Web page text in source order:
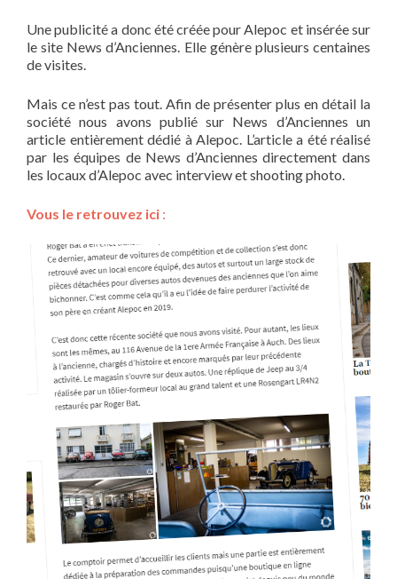
Une publicité a donc été créée pour Alepoc et insérée sur
le site News d’Anciennes. Elle génère plusieurs centaines
de visites.
Mais ce n’est pas tout. Afin de présenter plus en détail la
société nous avons publié sur News d’Anciennes un
article entièrement dédié à Alepoc. L’article a été réalisé
par les équipes de News d’Anciennes directement dans
les locaux d’Alepoc avec interview et shooting photo.
Vous le retrouvez ici :